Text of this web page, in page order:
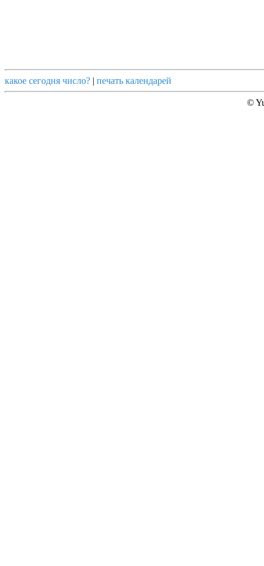
какое сегодня число? | печать календарей
©